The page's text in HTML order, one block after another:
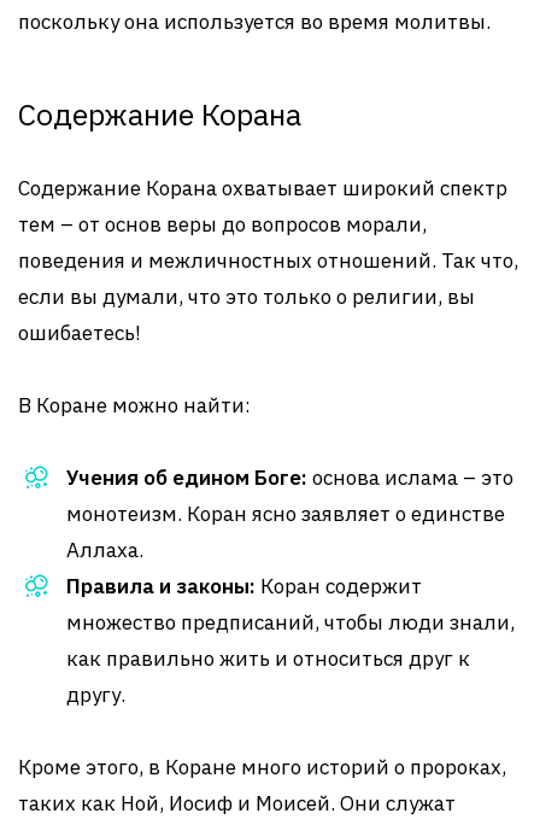
поскольку она используется во время молитвы.
Содержание Корана
Содержание Корана охватывает широкий спектр
тем – от основ веры до вопросов морали,
поведения и межличностных отношений. Так что,
если вы думали, что это только о религии, вы
ошибаетесь!
В Коране можно найти:
Учения об едином Боге: основа ислама – это
монотеизм. Коран ясно заявляет о единстве
Аллаха.
Правила и законы: Коран содержит
множество предписаний, чтобы люди знали,
как правильно жить и относиться друг к
другу.
Кроме этого, в Коране много историй о пророках,
таких как Ной, Иосиф и Моисей. Они служат